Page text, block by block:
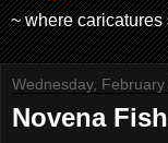
~ where
Wednesday,
Novena